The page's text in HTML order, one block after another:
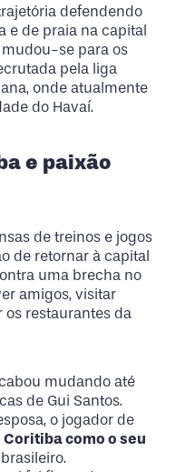
defendendo
e de praia na capital
se para os
pela liga
onde atualmente
do Havaí.
e paixão
de treinos e jogos
de retornar à capital
uma brecha no
amigos, visitar
restaurantes da
mudando até
de Gui Santos.
o jogador de
Coritiba como o seu